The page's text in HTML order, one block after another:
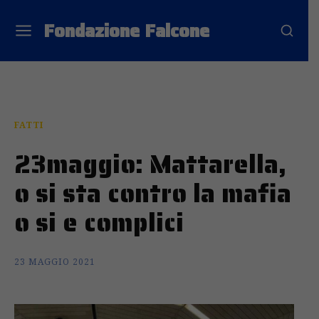
Fondazione Falcone
FATTI
23maggio: Mattarella,
o si sta contro la mafia
o si e complici
23 MAGGIO 2021